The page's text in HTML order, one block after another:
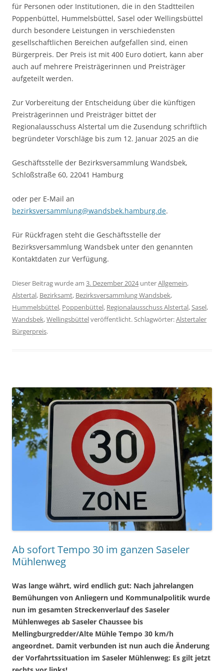
für Personen oder Institutionen, die in den Stadtteilen
Poppenbüttel, Hummelsbüttel, Sasel oder Wellingsbüttel
durch besondere Leistungen in verschiedensten
gesellschaftlichen Bereichen aufgefallen sind, einen
Bürgerpreis. Der Preis ist mit 400 Euro dotiert, kann aber
auch auf mehrere Preisträgerinnen und Preisträger
aufgeteilt werden.
Zur Vorbereitung der Entscheidung über die künftigen
Preisträgerinnen und Preisträger bittet der
Regionalausschuss Alstertal um die Zusendung schriftlich
begründeter Vorschläge bis zum 12. Januar 2025 an die
Geschäftsstelle der Bezirksversammlung Wandsbek,
Schloßstraße 60, 22041 Hamburg
oder per E-Mail an
bezirksversammlung@wandsbek.hamburg.de.
Für Rückfragen steht die Geschäftsstelle der
Bezirksversammlung Wandsbek unter den genannten
Kontaktdaten zur Verfügung.
Dieser Beitrag wurde am 3. Dezember 2024unterAllgemein,
Alstertal, Bezirksamt, Bezirksversammlung Wandsbek,
Hummelsbüttel, Poppenbüttel, Regionalausschuss Alstertal,Sasel,
Wandsbek,Wellingsbüttelveröffentlicht. Schlagwörter:Alstertaler
Bürgerpreis.
Ab sofort Tempo 30 im ganzen Saseler
Mühlenweg
Was lange währt, wird endlich gut: Nach jahrelangen
Bemühungen von Anliegern und Kommunalpolitik wurde
nun im gesamten Streckenverlauf des Saseler
Mühlenweges ab Saseler Chaussee bis
Mellingburgredder/Alte Mühle Tempo 30 km/h
angeordnet. Damit verbunden ist nun auch die Änderung
der Vorfahrtssituation im Saseler Mühlenweg: Es gilt jetzt